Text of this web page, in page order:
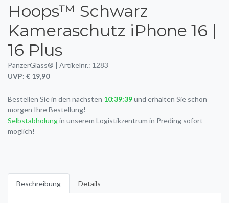
Hoops™ Schwarz
Kameraschutz iPhone 16 |
16 Plus
PanzerGlass® | Artikelnr.: 1283
UVP: € 19,90
Bestellen Sie in den nächsten 10:39:39und erhalten Sie schon
morgen Ihre Bestellung!
Selbstabholungin unserem Logistikzentrum in Preding sofort
möglich!
Beschreibung Details